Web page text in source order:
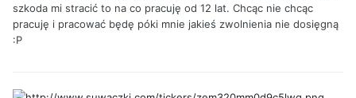
szkoda mi stracić to na co pracuję od 12 lat. Chcąc nie chcąc
pracuję i pracować będę póki mnie jakieś zwolnienia nie dosięgną
:P